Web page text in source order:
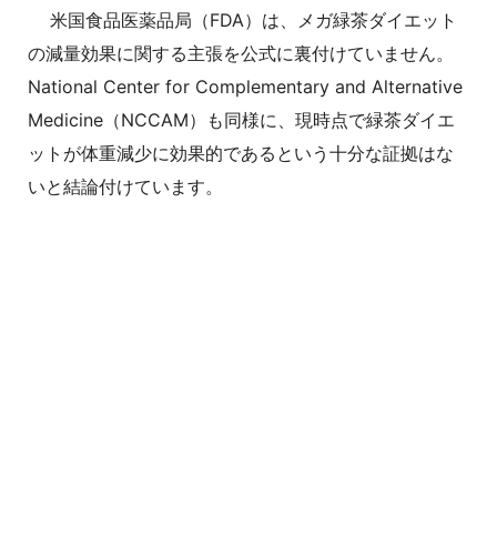
米国食品医薬品局（FDA）は、メガ緑茶ダイエット
の減量効果に関する主張を公式に裏付けていません。
National Center for Complementary and Alternative
Medicine（NCCAM）も同様に、現時点で緑茶ダイエ
ットが体重減少に効果的であるという十分な証拠はな
いと結論付けています。